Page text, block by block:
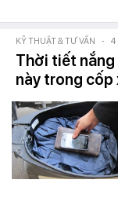
KỸ THUẬT & TƯ VẤN - 4
Thời tiết
này trong cốp